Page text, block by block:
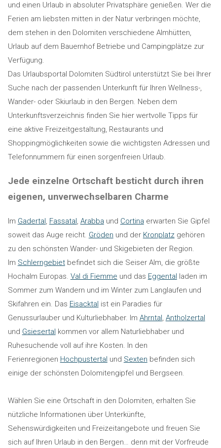
und einen Urlaub in absoluter Privatsphäre genießen. Wer die
Ferien am liebsten mitten in der Natur verbringen möchte,
dem stehen in den Dolomiten verschiedene Almhütten,
Urlaub auf dem Bauernhof Betriebe und Campingplätze zur
Verfügung.
Das Urlaubsportal Dolomiten Südtirol unterstützt Sie bei Ihrer
Suche nach der passenden Unterkunft für Ihren Wellness-,
Wander- oder Skiurlaub in den Bergen. Neben dem
Unterkunftsverzeichnis finden Sie hier wertvolle Tipps für
eine aktive Freizeitgestaltung, Restaurants und
Shoppingmöglichkeiten sowie die wichtigsten Adressen und
Telefonnummern für einen sorgenfreien Urlaub.
Jede einzelne Ortschaft besticht durch ihren
eigenen, unverwechselbaren Charme
Im Gadertal, Fassatal, Arabba und Cortina erwarten Sie Gipfel
soweit das Auge reicht. Gröden und der Kronplatzgehören
zu den schönsten Wander- und Skigebieten der Region.
Im Schlerngebietbefindet sich die Seiser Alm, die größte
Hochalm Europas. Val di Fiemme und das Eggental laden im
Sommer zum Wandern und im Winter zum Langlaufen und
Skifahren ein. Das Eisacktal ist ein Paradies für
Genussurlauber und Kulturliebhaber. Im Ahrntal, Antholzertal
und Gsiesertal kommen vor allem Naturliebhaber und
Ruhesuchende voll auf ihre Kosten. In den
Ferienregionen Hochpustertal und Sexten befinden sich
einige der schönsten Dolomitengipfel und Bergseen.
Wählen Sie eine Ortschaft in den Dolomiten, erhalten Sie
nützliche Informationen über Unterkünfte,
Sehenswürdigkeiten und Freizeitangebote und freuen Sie
sich auf Ihren Urlaub in den Bergen… denn mit der Vorfreude